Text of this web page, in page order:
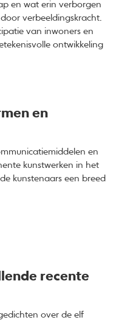
en wat erin verborgen
verbeeldingskracht.
van inwoners en
ontwikkeling
en
en
kunstwerken in het
kunstenaars een breed
recente
over de elf